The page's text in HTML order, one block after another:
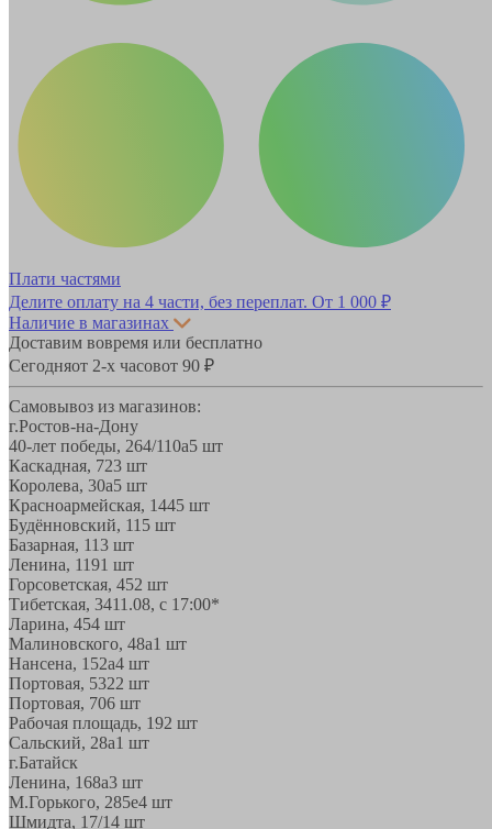
Плати частями
Делите оплату на 4 части, без переплат. От 1 000 ₽
Наличие в магазинах
Доставим вовремя или бесплатно
Сегодняот 2-х часовот 90 ₽
Самовывоз из магазинов:
г.Ростов-на-Дону
40-лет победы, 264/110а5 шт
Каскадная, 723 шт
Королева, 30а5 шт
Красноармейская, 1445 шт
Будённовский, 11 5 шт
Базарная, 113 шт
Ленина, 1191 шт
Горсоветская, 452 шт
Тибетская, 3411.08, с 17:00*
Ларина, 454 шт
Малиновского, 48а1 шт
Нансена, 152а4 шт
Портовая, 5322 шт
Портовая, 706 шт
Рабочая площадь, 192 шт
Сальский, 28a1 шт
г.Батайск
Ленина, 168а3 шт
М.Горького, 285е4 шт
Шмидта, 17/14 шт